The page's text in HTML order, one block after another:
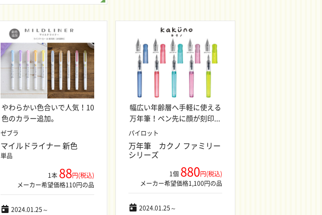
やわらかい色合いで人気！10
色のカラー追加。
ゼブラ
マイルドライナー 新色
単品
1本 88円(税込)
メーカー希望価格110円の品
2024.01.25～
幅広い年齢層へ手軽に使える
万年筆！ペン先に顔が刻印...
パイロット
万年筆 カクノ ファミリー
シリーズ
1個 880円(税込)
メーカー希望価格1,100円の品
2024.01.25～